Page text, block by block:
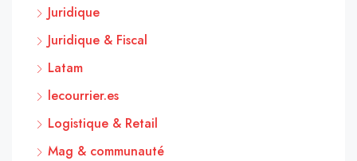
Juridique
Juridique & Fiscal
Latam
lecourrier.es
Logistique & Retail
Mag & communauté